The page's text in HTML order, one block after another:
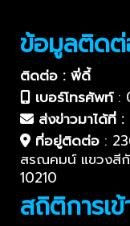
ข้อมูลติด
ติดต่อ : พี่ดี้
เบอร์โทรศัพท์:
ส่งข่าวมาได้ที่ :
ที่อยู่ติดต่อ :
สรณคมน์ แขวงสีกั
10210
สถิติการเ